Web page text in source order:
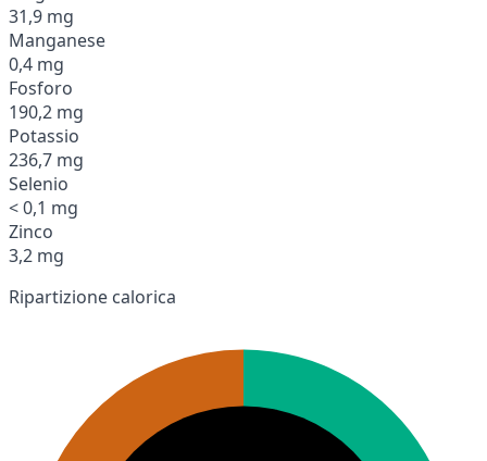
31,9 mg
Manganese
0,4 mg
Fosforo
190,2 mg
Potassio
236,7 mg
Selenio
< 0,1 mg
Zinco
3,2 mg
Ripartizione calorica